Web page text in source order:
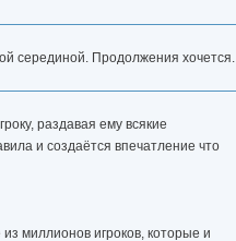
серединой. Продолжения хочется.
раздавая ему всякие
и создаётся впечатление что
миллионов игроков, которые и